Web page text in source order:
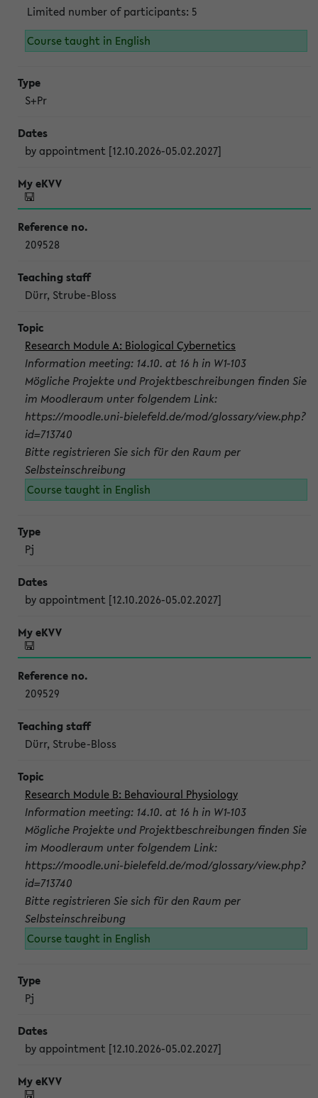
Limited number of participants: 5
Course taught in English
S+Pr
by appointment [12.10.2026-05.02.2027]
209528
Dürr, Strube-Bloss
Research Module A: Biological Cybernetics
Information meeting: 14.10. at 16 h in W1-103
Mögliche Projekte und Projektbeschreibungen finden Sie
im Moodleraum unter folgendem Link:
https://moodle.uni-bielefeld.de/mod/glossary/view.php?
id=713740
Bitte registrieren Sie sich für den Raum per
Selbsteinschreibung
Course taught in English
Pj
by appointment [12.10.2026-05.02.2027]
209529
Dürr, Strube-Bloss
Research Module B: Behavioural Physiology
Information meeting: 14.10. at 16 h in W1-103
Mögliche Projekte und Projektbeschreibungen finden Sie
im Moodleraum unter folgendem Link:
https://moodle.uni-bielefeld.de/mod/glossary/view.php?
id=713740
Bitte registrieren Sie sich für den Raum per
Selbsteinschreibung
Course taught in English
Pj
by appointment [12.10.2026-05.02.2027]